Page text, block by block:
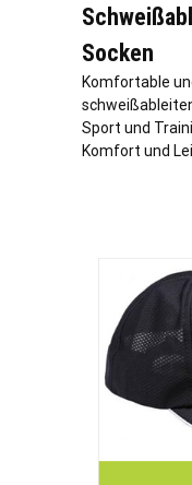
Socken
Komfortable
Sport und
Komfort und